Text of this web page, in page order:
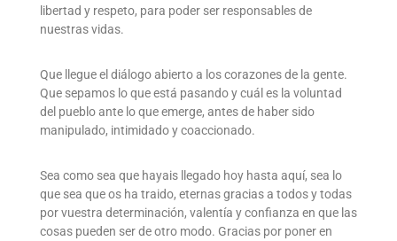
libertad y respeto, para poder ser responsables de
nuestras vidas.
Que llegue el diálogo abierto a los corazones de la gente.
Que sepamos lo que está pasando y cuál es la voluntad
del pueblo ante lo que emerge, antes de haber sido
manipulado, intimidado y coaccionado.
Sea como sea que hayais llegado hoy hasta aquí, sea lo
que sea que os ha traido, eternas gracias a todos y todas
por vuestra determinación, valentía y confianza en que las
cosas pueden ser de otro modo. Gracias por poner en